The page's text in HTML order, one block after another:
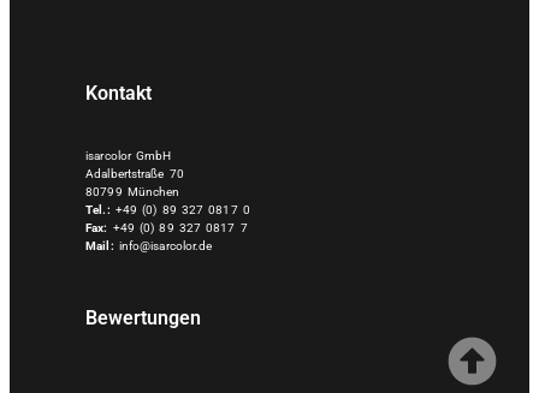
Kontakt
isarcolor GmbH
Adalbertstraße 70
80799 München
Tel.: +49 (0) 89 327 0817 0
Fax: +49 (0) 89 327 0817 7
Mail: info@isarcolor.de
Bewertungen